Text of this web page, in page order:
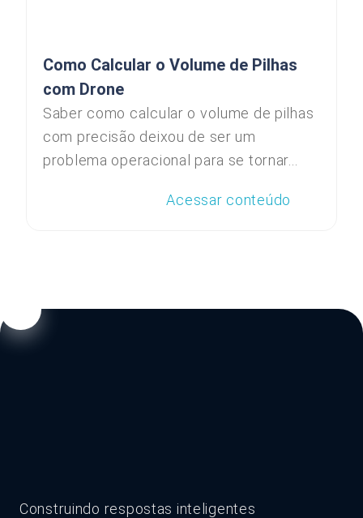
Como Calcular o Volume de Pilhas
com Drone
Saber como calcular o volume de pilhas
com precisão deixou de ser um
problema operacional para se tornar...
Acessar conteúdo
Construindo respostas inteligentes